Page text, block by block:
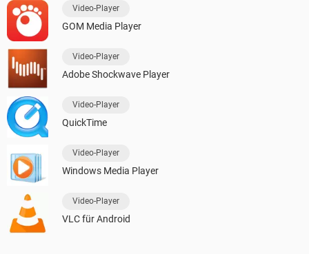
Video-Player
GOM Media Player
Video-Player
Adobe Shockwave Player
Video-Player
QuickTime
Video-Player
Windows Media Player
Video-Player
VLC für Android